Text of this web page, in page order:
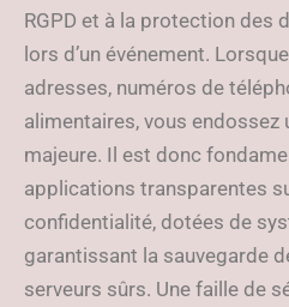
RGPD et à la protection des
lors d’un événement.
adresses, numéros de
alimentaires, vous endossez
majeure. Il est donc
applications transparentes
confidentialité, dotées de
garantissant la sauvegarde
serveurs sûrs. Une faille de